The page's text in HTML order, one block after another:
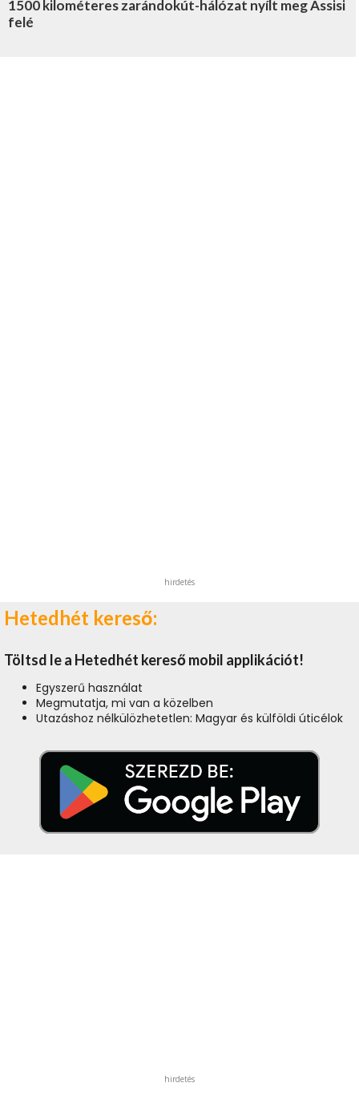
1500 kilométeres zarándokút-hálózat nyílt meg Assisi
felé
hirdetés
Hetedhét kereső:
Töltsd le a Hetedhét kereső mobil applikációt!
Egyszerű használat
Megmutatja, mi van a közelben
Utazáshoz nélkülözhetetlen: Magyar és külföldi úticélok
hirdetés